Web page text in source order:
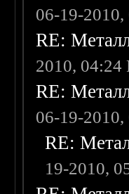
06-19-
RE:
2010, 04:24
RE:
06-19-
RE:
19-2010,